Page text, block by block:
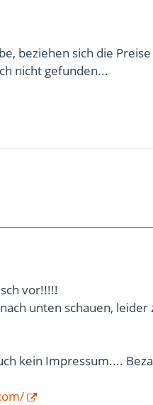
beziehen sich die
nicht gefunden...
vor!!!!!
unten schauen,
kein Impressum....